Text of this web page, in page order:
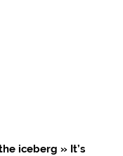
iceberg » It’s